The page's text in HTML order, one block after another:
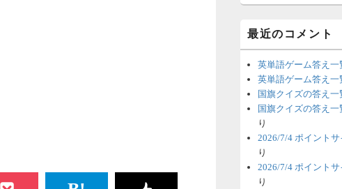
ってしまい
いません。
6/18
時間の都合
日の更新は
ません。
6/8 4:39
最近のコメント
英単語ゲーム答え一
英単語ゲーム答え一
国旗クイズの答え一
国旗クイズの答え一
り
2026/7/4 ポイント
り
2026/7/4 ポイント
り